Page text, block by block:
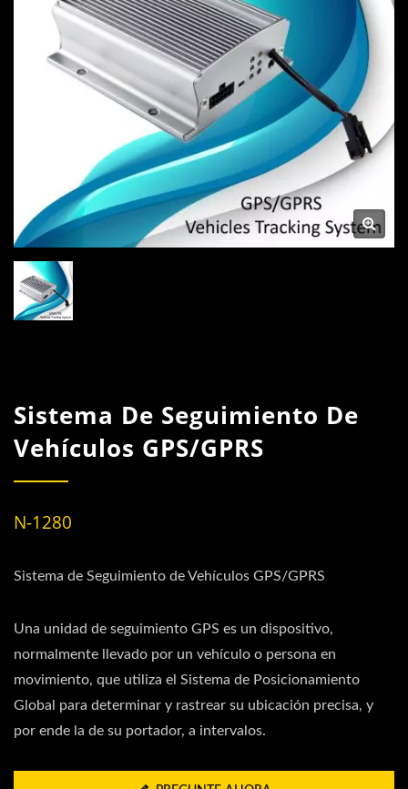
Sistema De Seguimiento De
Vehículos GPS/GPRS
N-1280
Sistema de Seguimiento de Vehículos GPS/GPRS
Una unidad de seguimiento GPS es un dispositivo,
normalmente llevado por un vehículo o persona en
movimiento, que utiliza el Sistema de Posicionamiento
Global para determinar y rastrear su ubicación precisa, y
por ende la de su portador, a intervalos.